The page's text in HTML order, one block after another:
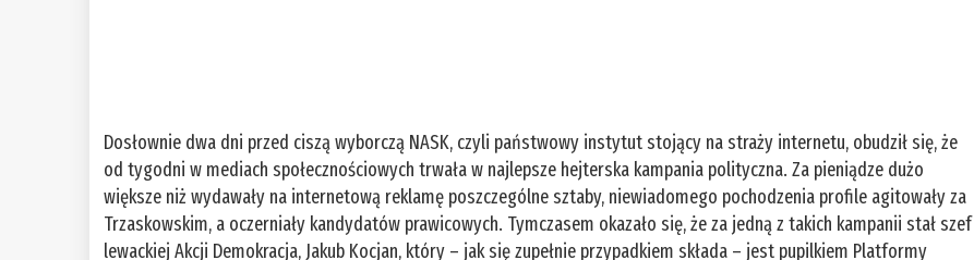
Dosłownie dwa dni przed ciszą wyborczą NASK, czyli państwowy instytut stojący na straży internetu, obudził się, że
od tygodni w mediach społecznościowych trwała w najlepsze hejterska kampania polityczna. Za pieniądze dużo
większe niż wydawały na internetową reklamę poszczególne sztaby, niewiadomego pochodzenia profile agitowały za
Trzaskowskim, a oczerniały kandydatów prawicowych. Tymczasem okazało się, że za jedną z takich kampanii stał szef
lewackiej Akcji Demokracja, Jakub Kocjan, który – jak się zupełnie przypadkiem składa – jest pupilkiem Platformy